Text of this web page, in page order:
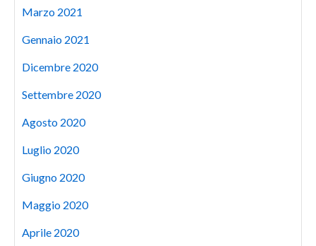
Marzo 2021
Gennaio 2021
Dicembre 2020
Settembre 2020
Agosto 2020
Luglio 2020
Giugno 2020
Maggio 2020
Aprile 2020